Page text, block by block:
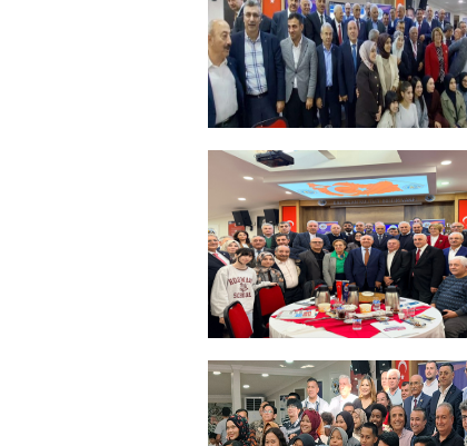
+
ERZİNCANLILAR EKEV’İN
GELENEKSEL İFTAR
YEMEĞİNDE BULUŞTU
+
Sadık Ağça Yeniden Başkan
Seçildi